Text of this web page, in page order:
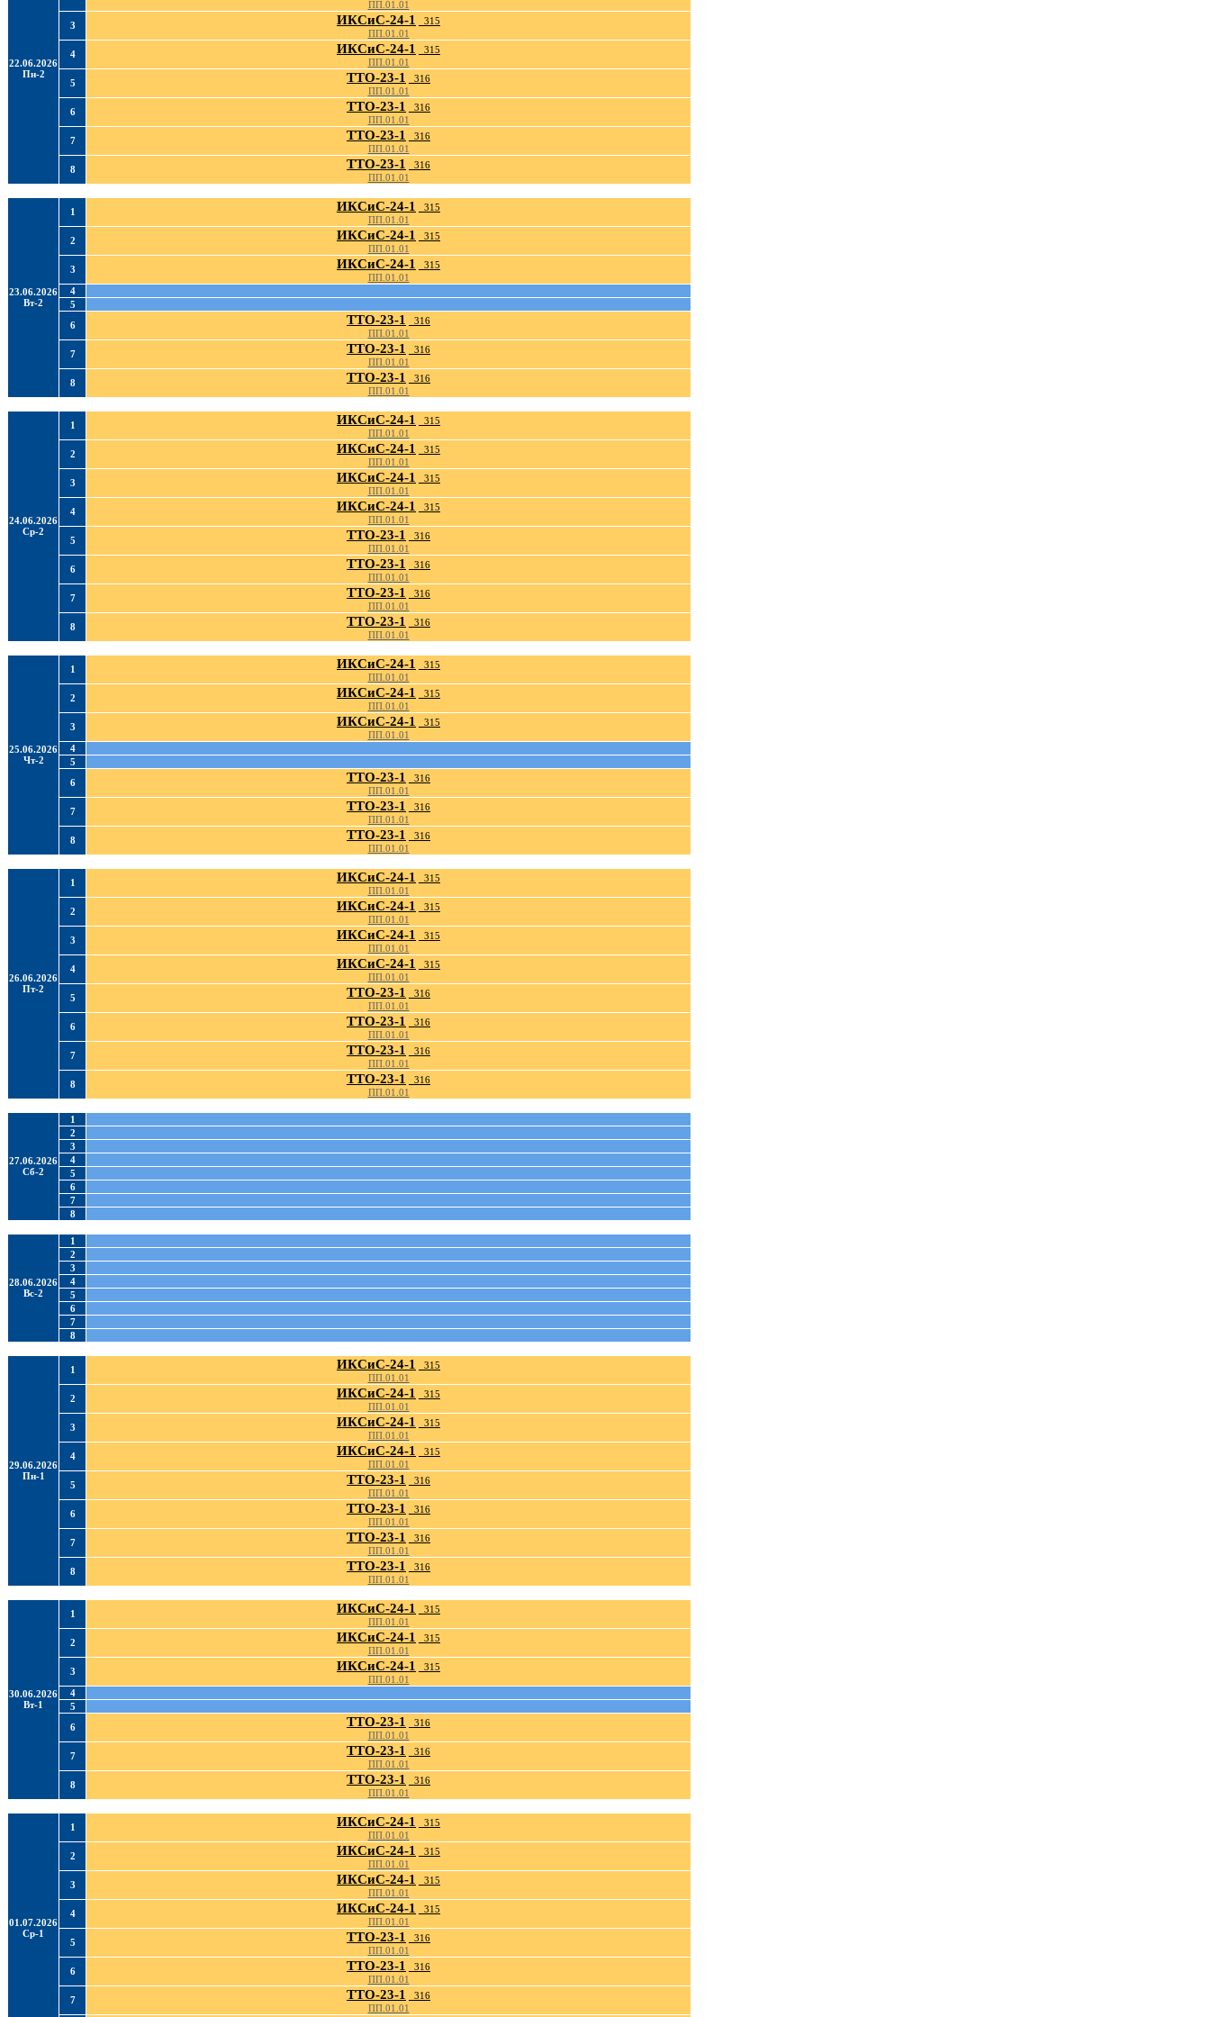
22.06.2026
Пн-2
ПП.01.01
3
ИКСиС-24-1
_315
ПП.01.01
4
ИКСиС-24-1
_315
ПП.01.01
5
ТТО-23-1
_316
ПП.01.01
6
ТТО-23-1
_316
ПП.01.01
7
ТТО-23-1
_316
ПП.01.01
8
ТТО-23-1
_316
ПП.01.01
23.06.2026
Вт-2
1 ИКСиС-24-1
_315
ПП.01.01
2
ИКСиС-24-1
_315
ПП.01.01
3
ИКСиС-24-1
_315
ПП.01.01
4
5
6
ТТО-23-1
_316
ПП.01.01
7
ТТО-23-1
_316
ПП.01.01
8
ТТО-23-1
_316
ПП.01.01
24.06.2026
Ср-2
1 ИКСиС-24-1
_315
ПП.01.01
2
ИКСиС-24-1
_315
ПП.01.01
3
ИКСиС-24-1
_315
ПП.01.01
4
ИКСиС-24-1
_315
ПП.01.01
5
ТТО-23-1
_316
ПП.01.01
6
ТТО-23-1
_316
ПП.01.01
7
ТТО-23-1
_316
ПП.01.01
8
ТТО-23-1
_316
ПП.01.01
25.06.2026
Чт-2
1 ИКСиС-24-1
_315
ПП.01.01
2
ИКСиС-24-1
_315
ПП.01.01
3
ИКСиС-24-1
_315
ПП.01.01
4
5
6
ТТО-23-1
_316
ПП.01.01
7
ТТО-23-1
_316
ПП.01.01
8
ТТО-23-1
_316
ПП.01.01
26.06.2026
Пт-2
1 ИКСиС-24-1
_315
ПП.01.01
2
ИКСиС-24-1
_315
ПП.01.01
3
ИКСиС-24-1
_315
ПП.01.01
4
ИКСиС-24-1
_315
ПП.01.01
5
ТТО-23-1
_316
ПП.01.01
6
ТТО-23-1
_316
ПП.01.01
7
ТТО-23-1
_316
ПП.01.01
8
ТТО-23-1
_316
ПП.01.01
27.06.2026
Сб-2
1
2
3
4
5
6
7
8
28.06.2026
Вс-2
1
2
3
4
5
6
7
8
29.06.2026
Пн-1
1 ИКСиС-24-1
_315
ПП.01.01
2
ИКСиС-24-1
_315
ПП.01.01
3
ИКСиС-24-1
_315
ПП.01.01
4
ИКСиС-24-1
_315
ПП.01.01
5
ТТО-23-1
_316
ПП.01.01
6
ТТО-23-1
_316
ПП.01.01
7
ТТО-23-1
_316
ПП.01.01
8
ТТО-23-1
_316
ПП.01.01
30.06.2026
Вт-1
1 ИКСиС-24-1
_315
ПП.01.01
2
ИКСиС-24-1
_315
ПП.01.01
3
ИКСиС-24-1
_315
ПП.01.01
4
5
6
ТТО-23-1
_316
ПП.01.01
7
ТТО-23-1
_316
ПП.01.01
8
ТТО-23-1
_316
ПП.01.01
01.07.2026
Ср-1
1 ИКСиС-24-1
_315
ПП.01.01
2
ИКСиС-24-1
_315
ПП.01.01
3
ИКСиС-24-1
_315
ПП.01.01
4
ИКСиС-24-1
_315
ПП.01.01
5
ТТО-23-1
_316
ПП.01.01
6
ТТО-23-1
_316
ПП.01.01
7
ТТО-23-1
_316
ПП.01.01